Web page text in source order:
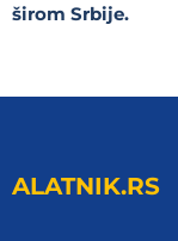
širom Srbije.
ALATNIK.RS